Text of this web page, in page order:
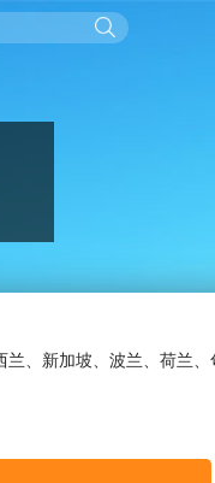
、新加坡、波兰、荷兰